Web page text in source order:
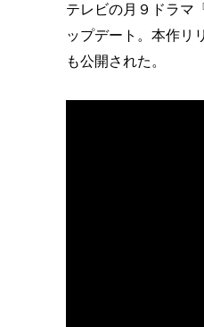
テレビの月９ドラマ
ップデート。本作リ
も公開された。